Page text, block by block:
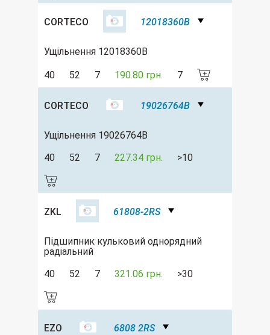
CORTECO 12018360B
Ущільнення 12018360B
40 52 7 190.80 грн. 7
CORTECO 19026764B
Ущільнення 19026764B
40
52 7 227.34 грн. >10
ZKL 61808-2RS
Підшипник кульковий однорядний
радіальний
40
52 7 321.06 грн. >30
EZO 6808 2RS